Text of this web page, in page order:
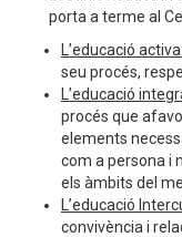
porta a terme al
L’educació activa:
seu procés,
L’educació
procés que
elements
com a persona i
els àmbits del
L’educació
convivència i